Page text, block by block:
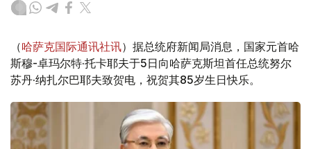
（哈萨克国际通讯社讯）据总统府新闻局消息，国家元首哈
斯穆-卓玛尔特·托卡耶夫于5日向哈萨克斯坦首任总统努尔
苏丹·纳扎尔巴耶夫致贺电，祝贺其85岁生日快乐。